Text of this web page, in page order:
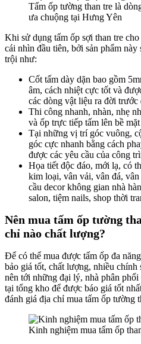
Tấm ốp tường than tre là
ưa chuộng tại Hưng Yên
Khi sử dụng tấm ốp sợi than tre
cái nhìn đầu tiên, bởi sản phẩm
trội như:
Cốt tấm dày dặn bao gồm
âm, cách nhiệt cực tốt và
các dòng vật liệu ra đời trước
Thi công nhanh, nhàn, nhẹ
và ốp trực tiếp tấm lên bề
Tại những vị trí góc vuông,
góc cực nhanh bằng cách
được các yêu cầu của công
Họa tiết độc đáo, mới lạ, có
kim loại, vân vải, vân đá,
cầu decor không gian nhà
salon, tiệm nails, shop thời
Nên mua tấm ốp tường
chỉ nào chất lượng?
Để có thể mua được tấm ốp đa
bảo giá tốt, chất lượng, nhiều chính
nên tới những đại lý, nhà phân
tại tổng kho để được báo giá tốt
đánh giá địa chỉ mua tấm ốp tường
Kinh nghiệm mua tấm ốp